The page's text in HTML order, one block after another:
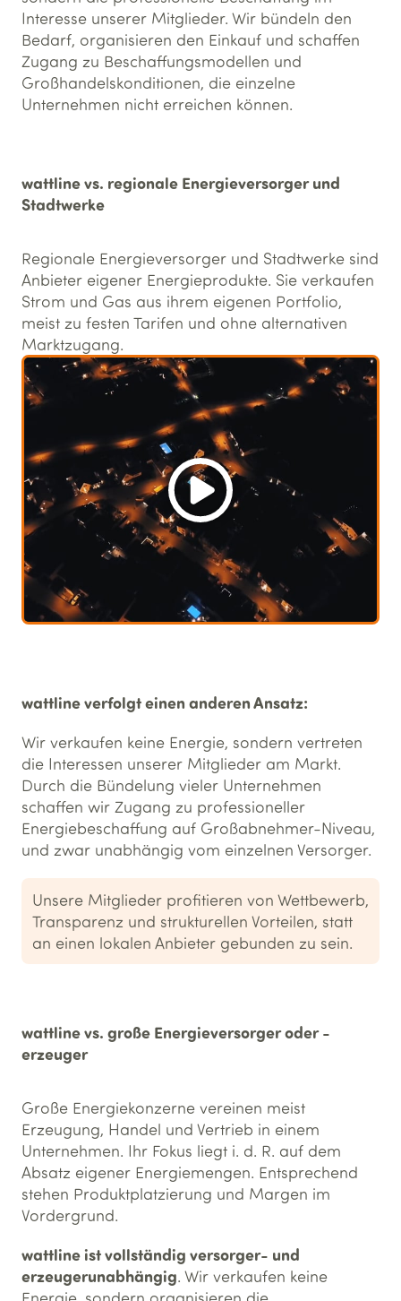
Interesse unserer Mitglieder. Wir bündeln den
Bedarf, organisieren den Einkauf und schaffen
Zugang zu Beschaffungsmodellen und
Großhandelskonditionen, die einzelne
Unternehmen nicht erreichen können.
wattline vs. regionale Energieversorger und
Stadtwerke
Regionale Energieversorger und Stadtwerke sind
Anbieter eigener Energieprodukte. Sie verkaufen
Strom und Gas aus ihrem eigenen Portfolio,
meist zu festen Tarifen und ohne alternativen
Marktzugang.
wattline verfolgt einen anderen Ansatz:
Wir verkaufen keine Energie, sondern vertreten
die Interessen unserer Mitglieder am Markt.
Durch die Bündelung vieler Unternehmen
schaffen wir Zugang zu professioneller
Energiebeschaffung auf Großabnehmer-Niveau,
und zwar unabhängig vom einzelnen Versorger.
Unsere Mitglieder profitieren von Wettbewerb,
Transparenz und strukturellen Vorteilen, statt
an einen lokalen Anbieter gebunden zu sein.
wattline vs. große Energieversorger oder -
erzeuger
Große Energiekonzerne vereinen meist
Erzeugung, Handel und Vertrieb in einem
Unternehmen. Ihr Fokus liegt i. d. R. auf dem
Absatz eigener Energiemengen. Entsprechend
stehen Produktplatzierung und Margen im
Vordergrund.
wattline ist vollständig versorger- und
erzeugerunabhängig. Wir verkaufen keine